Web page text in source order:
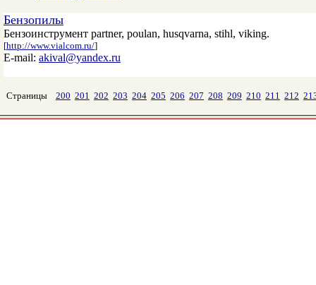
Бензопилы
Бензоинструмент partner, poulan, husqvarna, stihl, viking.
[http://www.vialcom.ru/]
E-mail: akival@yandex.ru
Страницы 200 201 202 203 204 205 206 207 208 209 210 211 212